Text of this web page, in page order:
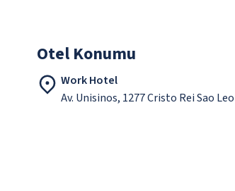
Otel Konumu
Work Hotel
Av. Unisinos, 1277 Cristo Rei Sao